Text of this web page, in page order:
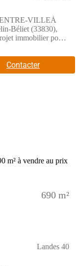
VILLEÀ
Béliet (33830),
immobilier pour
et l'École Primaire
à pied. Il y a un
une bibliothèque,
Contacter
690 m²
Landes 40